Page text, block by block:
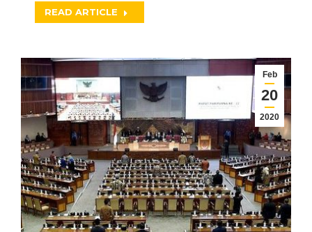
READ ARTICLE
Feb
20
2020